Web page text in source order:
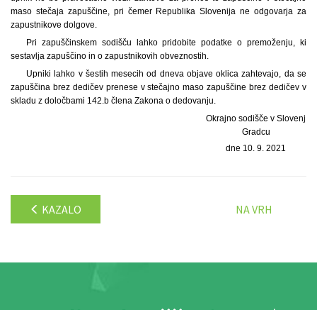
maso stečaja zapuščine, pri čemer Republika Slovenija ne odgovarja za
zapustnikove dolgove.
Pri zapuščinskem sodišču lahko pridobite podatke o premoženju, ki
sestavlja zapuščino in o zapustnikovih obveznostih.
Upniki lahko v šestih mesecih od dneva objave oklica zahtevajo, da se
zapuščina brez dedičev prenese v stečajno maso zapuščine brez dedičev v
skladu z določbami 142.b člena Zakona o dedovanju.
Okrajno sodišče v Slovenj
Gradcu
dne 10. 9. 2021
KAZALO NA VRH